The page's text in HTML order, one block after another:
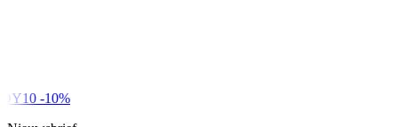
-10%